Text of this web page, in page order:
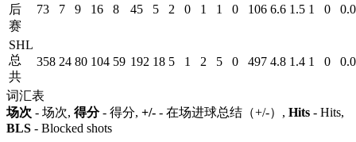
后
赛
73 7 9 16 8 45 5 2 0 1 1 0 106 6.6 1.5 1 0 0.0
SHL
总
共
358 24 80 104 59 192 18 5 1 2 5 0 497 4.8 1.4 1 0 0.0
词汇表
场次 - 场次, 得分- 得分, +/- - 在场进球总结（+/-）, Hits - Hits,
BLS - Blocked shots